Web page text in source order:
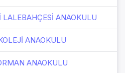
LALEBAHÇESİ ANAOKULU
ANAOKULU
ANAOKULU